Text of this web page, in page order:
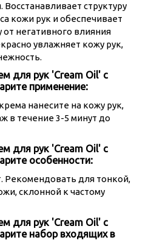
структуру
кожи рук и обеспечивает
негативного влияния
увлажняет кожу рук,
для рук 'Cream Oil' с
применение:
нанесите на кожу рук,
в течение 3-5 минут до
для рук 'Cream Oil' с
особенности:
для тонкой,
склонной к частому
для рук 'Cream Oil' с
набор входящих в